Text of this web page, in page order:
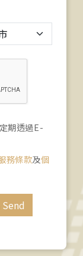
期透過E-
務條款及個